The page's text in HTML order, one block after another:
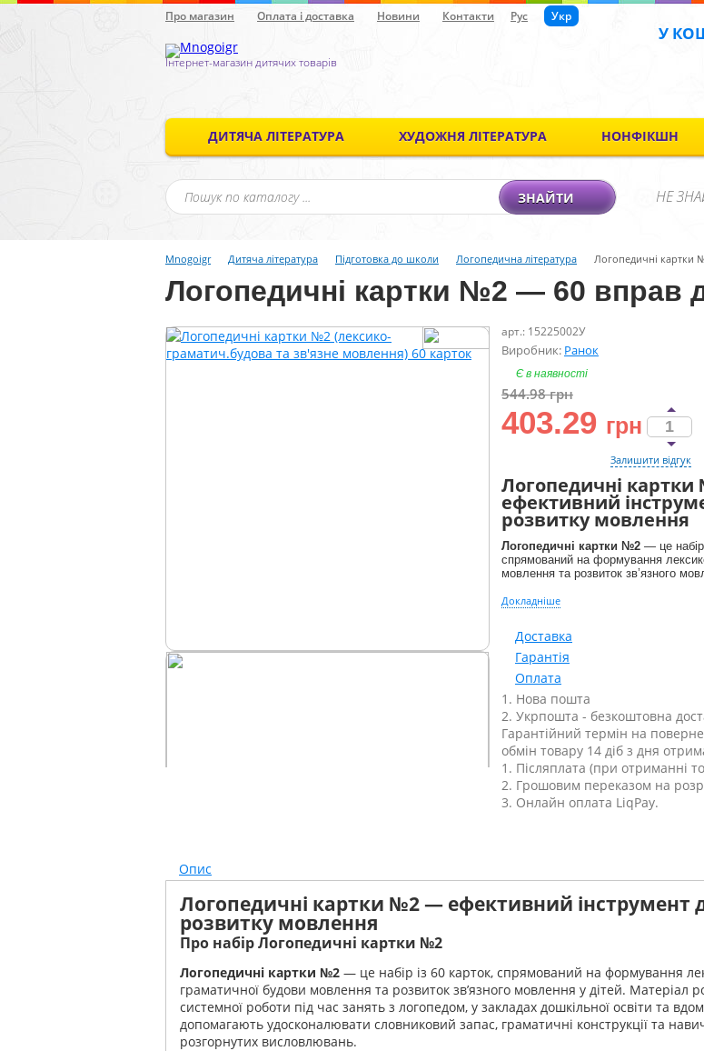
Про магазин Оплата і доставка Новини Контакти Рус Укр
Інтернет-магазин дитячих товарів
У
ДИТЯЧА ЛІТЕРАТУРА ХУДОЖНЯ ЛІТЕРАТУРА НОНФІКШН
ЗНАЙТИ НЕ
Mnogoigr Дитяча література Підготовка до школи Логопедична література Логопедичні картки
Логопедичні картки №2 — 60 вправ
арт.: 15225002У
Виробник: Ранок
Є в наявності
544.98грн
403.29 грн
Залишити відгук
Логопедичні
ефективний
розвитку мовлення
Логопедичні картки №2 — це набір
спрямований на формування
мовлення та розвиток зв’язного
Докладніше
Доставка
Гарантія
Оплата
1. Нова пошта
2. Укрпошта - безкоштовна
Гарантійний термін на
обмін товару 14 діб з дня
1. Післяплата (при отриманні
2. Грошовим переказом на
3. Онлайн оплата LiqPay.
Опис
Логопедичні картки №2 — ефективний інструмент
розвитку мовлення
Про набір Логопедичні картки №2
Логопедичні картки №2 — це набір із 60 карток, спрямований на формування
граматичної будови мовлення та розвиток зв’язного мовлення у дітей. Матеріал
системної роботи під час занять з логопедом, у закладах дошкільної освіти та
допомагають удосконалювати словниковий запас, граматичні конструкції та
розгорнутих висловлювань.